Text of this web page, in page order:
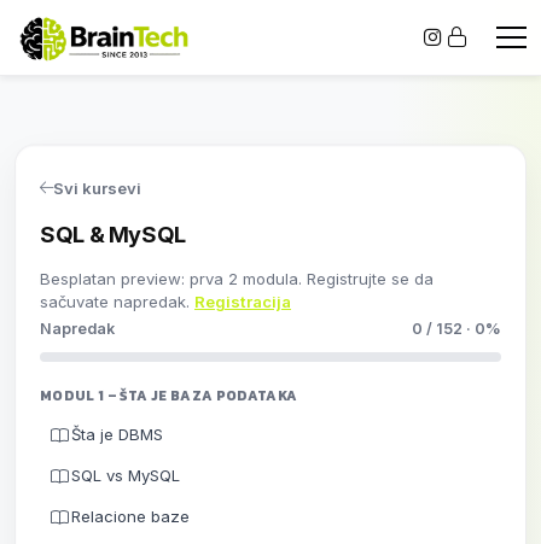
Svi kursevi
SQL & MySQL
Besplatan preview: prva 2 modula. Registrujte se da
sačuvate napredak. Registracija
Napredak 0 / 152 · 0%
MODUL 1 – ŠTA JE BAZA PODATAKA
Šta je DBMS
SQL vs MySQL
Relacione baze